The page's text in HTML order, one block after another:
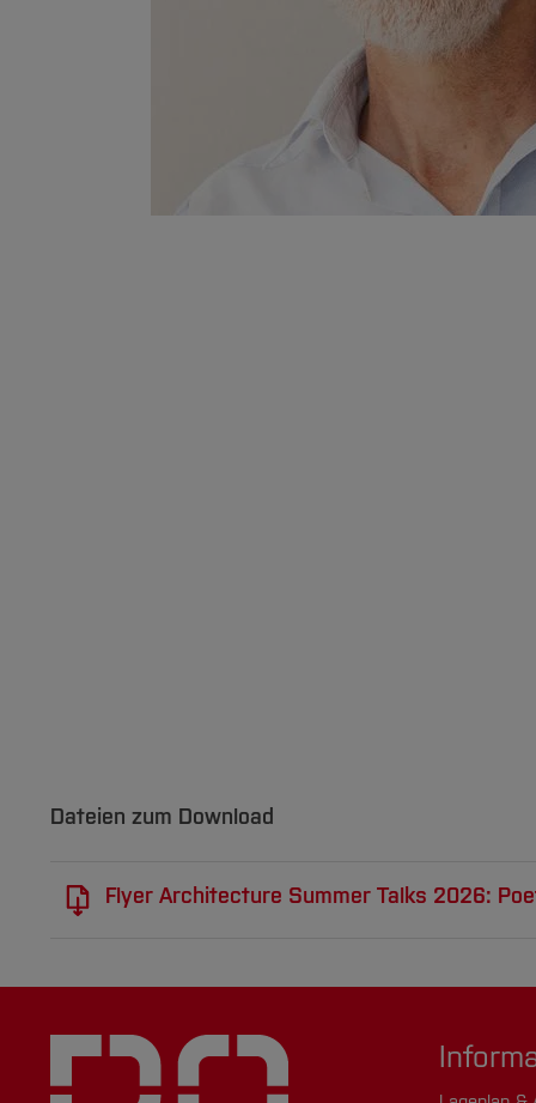
Dateien zum Download
Flyer Architecture Summer Talks 2026: